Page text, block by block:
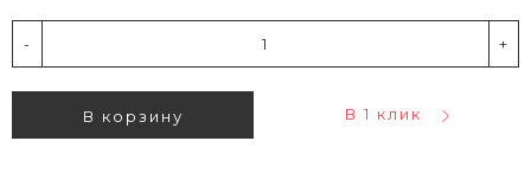
- +
В корзину В 1 клик